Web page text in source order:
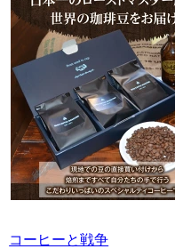
コーヒーと戦争